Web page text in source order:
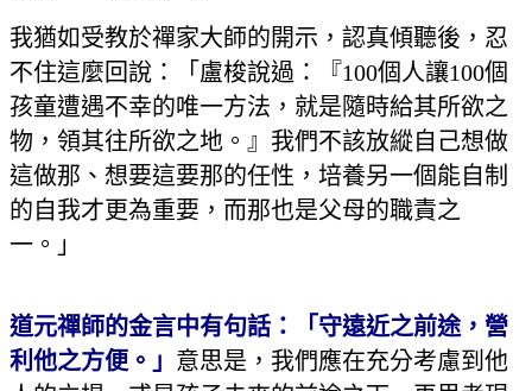
我猶如受教於禪家大師的開示，認真傾聽後，忍
不住這麼回說：「盧梭說過：『100個人讓100個
孩童遭遇不幸的唯一方法，就是隨時給其所欲之
物，領其往所欲之地。』我們不該放縱自己想做
這做那、想要這要那的任性，培養另一個能自制
的自我才更為重要，而那也是父母的職責之
一。」
道元禪師的金言中有句話：「守遠近之前途，營
利他之方便。」 意思是，我們應在充分考慮到他